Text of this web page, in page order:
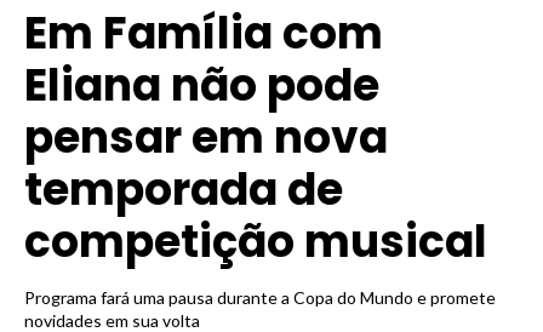
Em Família com
Eliana não pode
pensar em nova
temporada de
competição musical
Programa fará uma pausa durante a Copa do Mundo e promete
novidades em sua volta